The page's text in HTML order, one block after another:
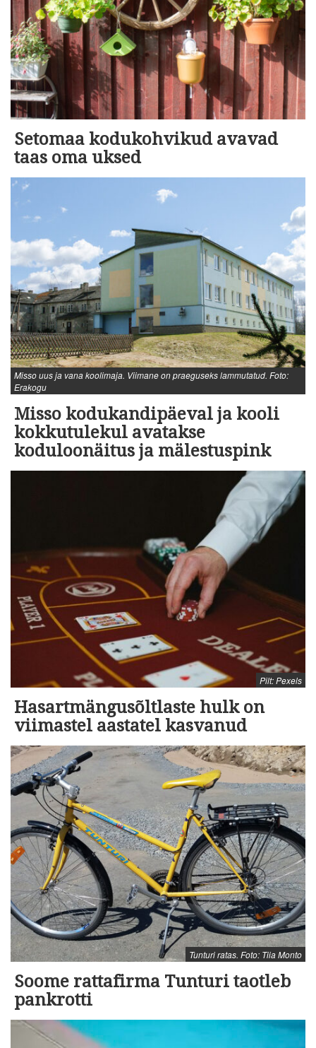
Setomaa kodukohvikud avavad
taas oma uksed
Misso uus ja vana koolimaja. Viimane on praeguseks lammutatud. Foto:
Erakogu
Misso kodukandipäeval ja kooli
kokkutulekul avatakse
koduloonäitus ja mälestuspink
Pilt: Pexels
Hasartmängusõltlaste hulk on
viimastel aastatel kasvanud
Tunturi ratas. Foto: Tiia Monto
Soome rattafirma Tunturi taotleb
pankrotti